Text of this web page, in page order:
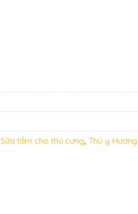
Sữa tắm cho thú cưng, Thú y